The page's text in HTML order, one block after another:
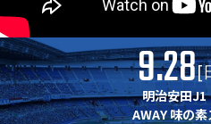
9.28[
明治安田
AWAY 味の